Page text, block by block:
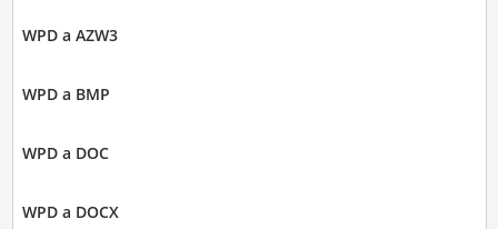
WPD a AZW3
WPD a BMP
WPD a DOC
WPD a DOCX